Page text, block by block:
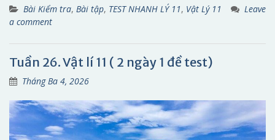
Bài Kiểm tra, Bài tập, TEST NHANH LÝ 11, Vật Lý 11
Leave
a comment
Tuần 26. Vật lí 11 ( 2 ngày 1 đề test)
Tháng Ba 4, 2026